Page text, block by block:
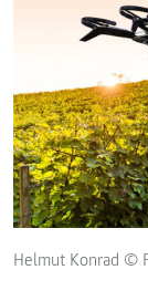
Helmut Konrad ©